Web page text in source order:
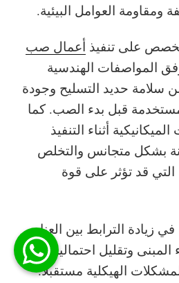
ومقاومة العوامل البيئية.
على تنفيذ أعمال صب
المواصفات الهندسية
سلامة حديد التسليح وجودة
قبل بدء الصب. كما
أثناء التنفيذ
بشكل متجانس والتخلص
التي قد تؤثر على قوة
زيادة الترابط بين العناصر
المبنى وتقليل احتمالية
الهيكلية مستقبلاً.